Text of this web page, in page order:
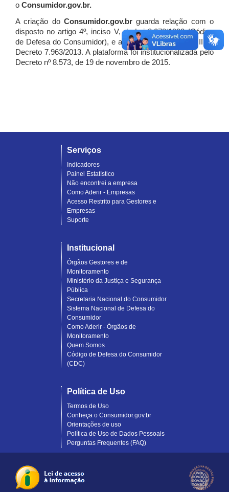
o Consumidor.gov.br.
A criação do Consumidor.gov.brguarda relação com o
disposto no artigo 4º, inciso V, da Lei 8.078/1990 (Código
de Defesa do Consumidor), e artigo 7º, incisos I, II e III do
Decreto 7.963/2013. A plataforma foi institucionalizada pelo
Decreto nº 8.573, de 19 de novembro de 2015.
Serviços
Indicadores
Painel Estatístico
Não encontrei a empresa
Como Aderir - Empresas
Acesso Restrito para Gestores e
Empresas
Suporte
Institucional
Órgãos Gestores e de
Monitoramento
Ministério da Justiça e Segurança
Pública
Secretaria Nacional do Consumidor
Sistema Nacional de Defesa do
Consumidor
Como Aderir - Órgãos de
Monitoramento
Quem Somos
Código de Defesa do Consumidor
(CDC)
Política de Uso
Termos de Uso
Conheça o Consumidor.gov.br
Orientações de uso
Política de Uso de Dados Pessoais
Perguntas Frequentes (FAQ)